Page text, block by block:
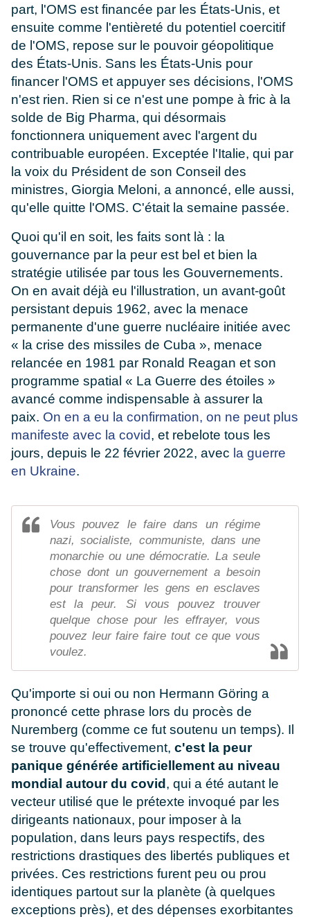
part, l'OMS est financée par les États-Unis, et
ensuite comme l'entièreté du potentiel coercitif
de l'OMS, repose sur le pouvoir géopolitique
des États-Unis. Sans les États-Unis pour
financer l'OMS et appuyer ses décisions, l'OMS
n'est rien. Rien si ce n'est une pompe à fric à la
solde de Big Pharma, qui désormais
fonctionnera uniquement avec l'argent du
contribuable européen. Exceptée l'Italie, qui par
la voix du Président de son Conseil des
ministres, Giorgia Meloni, a annoncé, elle aussi,
qu'elle quitte l'OMS. C'était la semaine passée.
Quoi qu'il en soit, les faits sont là : la
gouvernance par la peur est bel et bien la
stratégie utilisée par tous les Gouvernements.
On en avait déjà eu l'illustration, un avant-goût
persistant depuis 1962, avec la menace
permanente d'une guerre nucléaire initiée avec
« la crise des missiles de Cuba », menace
relancée en 1981 par Ronald Reagan et son
programme spatial « La Guerre des étoiles »
avancé comme indispensable à assurer la
paix. On en a eu la confirmation, on ne peut plus
manifeste avec la covid, et rebelote tous les
jours, depuis le 22 février 2022, avec la guerre
en Ukraine.
Vous pouvez le faire dans un régime
nazi, socialiste, communiste, dans une
monarchie ou une démocratie. La seule
chose dont un gouvernement a besoin
pour transformer les gens en esclaves
est la peur. Si vous pouvez trouver
quelque chose pour les effrayer, vous
pouvez leur faire faire tout ce que vous
voulez.
Qu'importe si oui ou non Hermann Göring a
prononcé cette phrase lors du procès de
Nuremberg (comme ce fut soutenu un temps). Il
se trouve qu'effectivement, c'est la peur
panique générée artificiellement au niveau
mondial autour du covid , qui a été autant le
vecteur utilisé que le prétexte invoqué par les
dirigeants nationaux, pour imposer à la
population, dans leurs pays respectifs, des
restrictions drastiques des libertés publiques et
privées. Ces restrictions furent peu ou prou
identiques partout sur la planète (à quelques
exceptions près), et des dépenses exorbitantes